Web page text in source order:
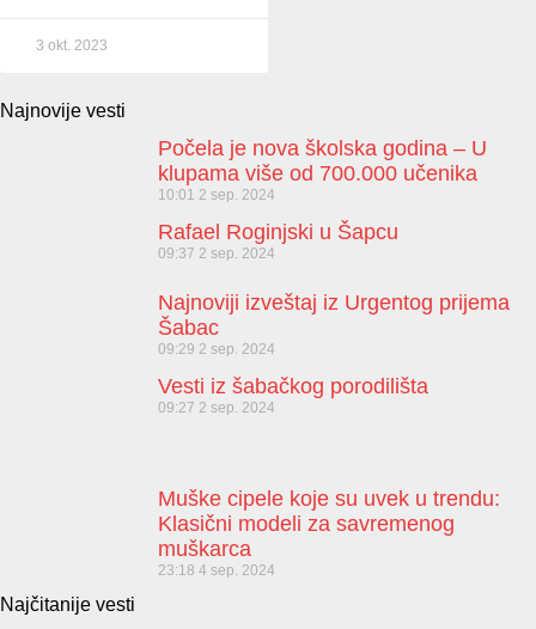
3 okt. 2023
Najnovije vesti
Počela je nova školska godina – U
klupama više od 700.000 učenika
10:01 2 sep. 2024
Rafael Roginjski u Šapcu
09:37 2 sep. 2024
Najnoviji izveštaj iz Urgentog prijema
Šabac
09:29 2 sep. 2024
Vesti iz šabačkog porodilišta
09:27 2 sep. 2024
Muške cipele koje su uvek u trendu:
Klasični modeli za savremenog
muškarca
23:18 4 sep. 2024
Najčitanije vesti